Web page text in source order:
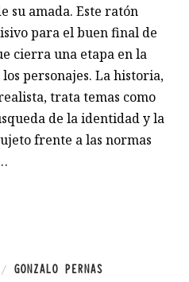
su amada. Este ratón
para el buen final de
cierra una etapa en la
personajes. La historia,
trata temas como
de la identidad y la
frente a las normas
/ GONZALO PERNAS